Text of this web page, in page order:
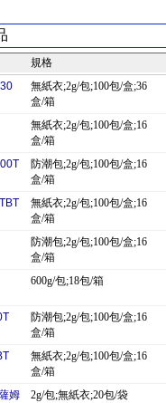
規格
無紙衣;2g/包;100包/盒;36
盒/箱
無紙衣;2g/包;100包/盒;16
盒/箱
防潮包;2g/包;100包/盒;16
盒/箱
無紙衣;2g/包;100包/盒;16
盒/箱
防潮包;2g/包;100包/盒;16
盒/箱
600g/包;18包/箱
防潮包;2g/包;100包/盒;16
盒/箱
無紙衣;2g/包;100包/盒;16
盒/箱
姆
2g/包;無紙衣;20包/袋